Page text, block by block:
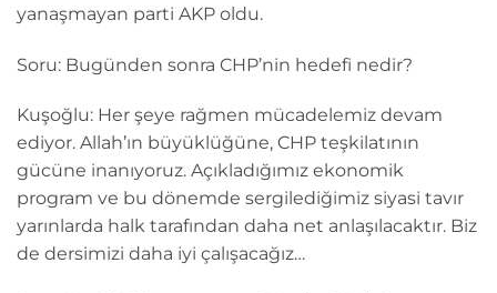
yanaşmayan parti AKP oldu.
Soru: Bugünden sonra CHP’nin hedefi nedir?
Kuşoğlu: Her şeye rağmen mücadelemiz devam
ediyor. Allah’ın büyüklüğüne, CHP teşkilatının
gücüne inanıyoruz. Açıkladığımız ekonomik
program ve bu dönemde sergilediğimiz siyasi tavır
yarınlarda halk tarafından daha net anlaşılacaktır. Biz
de dersimizi daha iyi çalışacağız…